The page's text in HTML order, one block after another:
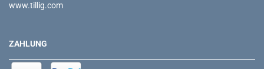
www.tillig.com
ZAHLUNG